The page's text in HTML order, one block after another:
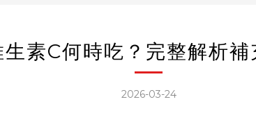
生素C何時吃？完整解析補
2026-03-24